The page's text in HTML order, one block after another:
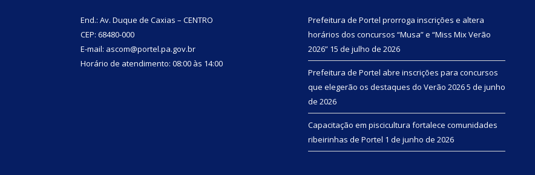
End.: Av. Duque de Caxias – CENTRO
CEP: 68480-000
E-mail: ascom@portel.pa.gov.br
Horário de atendimento: 08:00 às 14:00
Prefeitura de Portel prorroga inscrições e altera
horários dos concursos “Musa” e “Miss Mix Verão
2026” 15 de julho de 2026
Prefeitura de Portel abre inscrições para concursos
que elegerão os destaques do Verão 20265 de junho
de 2026
Capacitação em piscicultura fortalece comunidades
ribeirinhas de Portel 1 de junho de 2026